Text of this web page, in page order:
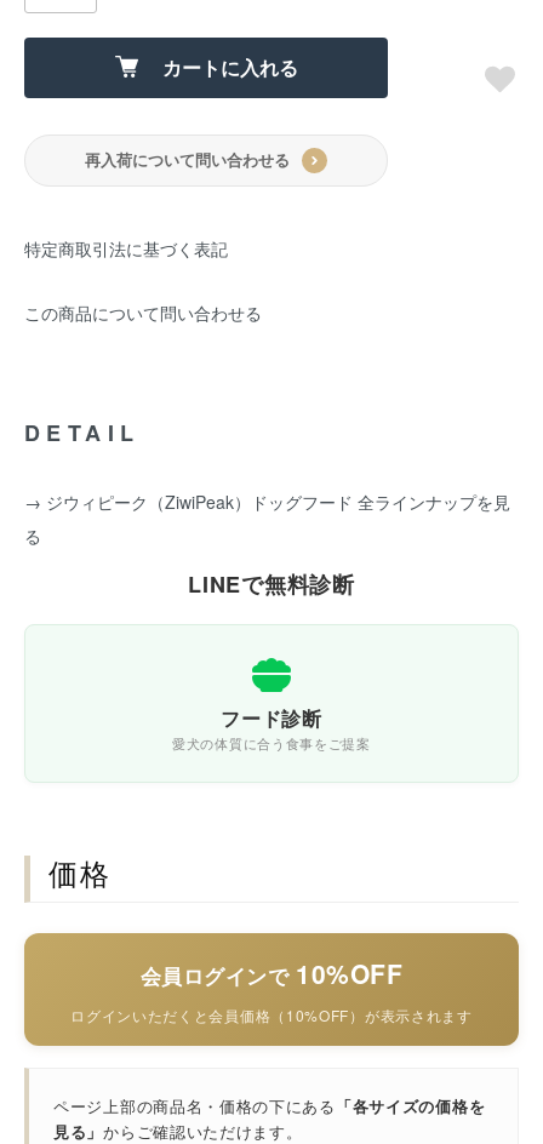
カートに入れる
再入荷について問い合わせる
特定商取引法に基づく表記
この商品について問い合わせる
DETAIL
→ ジウィピーク（ZiwiPeak）ドッグフード 全ラインナップを見
る
LINEで無料診断
フード診断
愛犬の体質に合う食事をご提案
価格
会員ログインで 10%OFF
ログインいただくと会員価格（10%OFF）が表示されます
ページ上部の商品名・価格の下にある 「各サイズの価格を
見る」からご確認いただけます。